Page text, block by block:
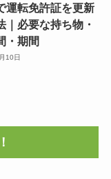
運転免許証を更新
｜必要な持ち物・
・期間
10日